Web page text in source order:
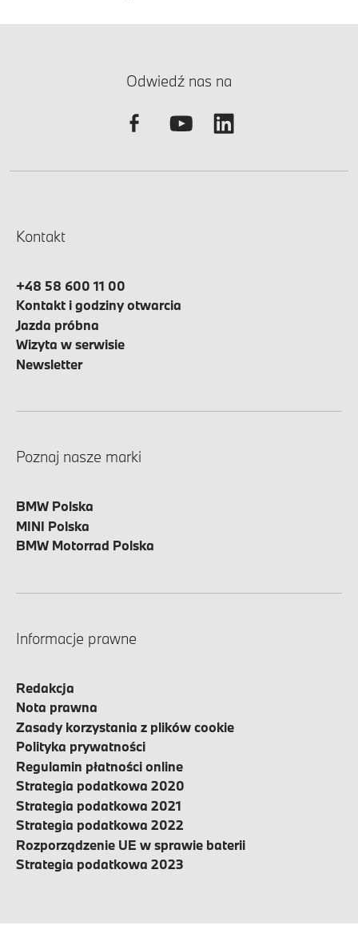
Odwiedź nas na
Kontakt
+48 58 600 11 00
Kontakt i godziny otwarcia
Jazda próbna
Wizyta w serwisie
Newsletter
Poznaj nasze marki
BMW Polska
MINI Polska
BMW Motorrad Polska
Informacje prawne
Redakcja
Nota prawna
Zasady korzystania z plików cookie
Polityka prywatności
Regulamin płatności online
Strategia podatkowa 2020
Strategia podatkowa 2021
Strategia podatkowa 2022
Rozporządzenie UE w sprawie baterii
Strategia podatkowa 2023